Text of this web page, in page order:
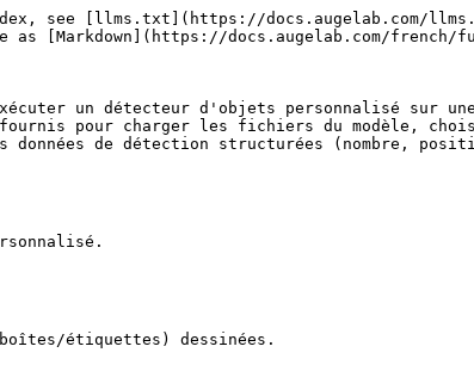
see [llms.txt](https://docs.augelab.com/
[Markdown](https://docs.augelab.com/
un détecteur d'objets personnalisé
pour charger les fichiers du modèle,
données de détection structurées (nombre,
étiquettes) dessinées.